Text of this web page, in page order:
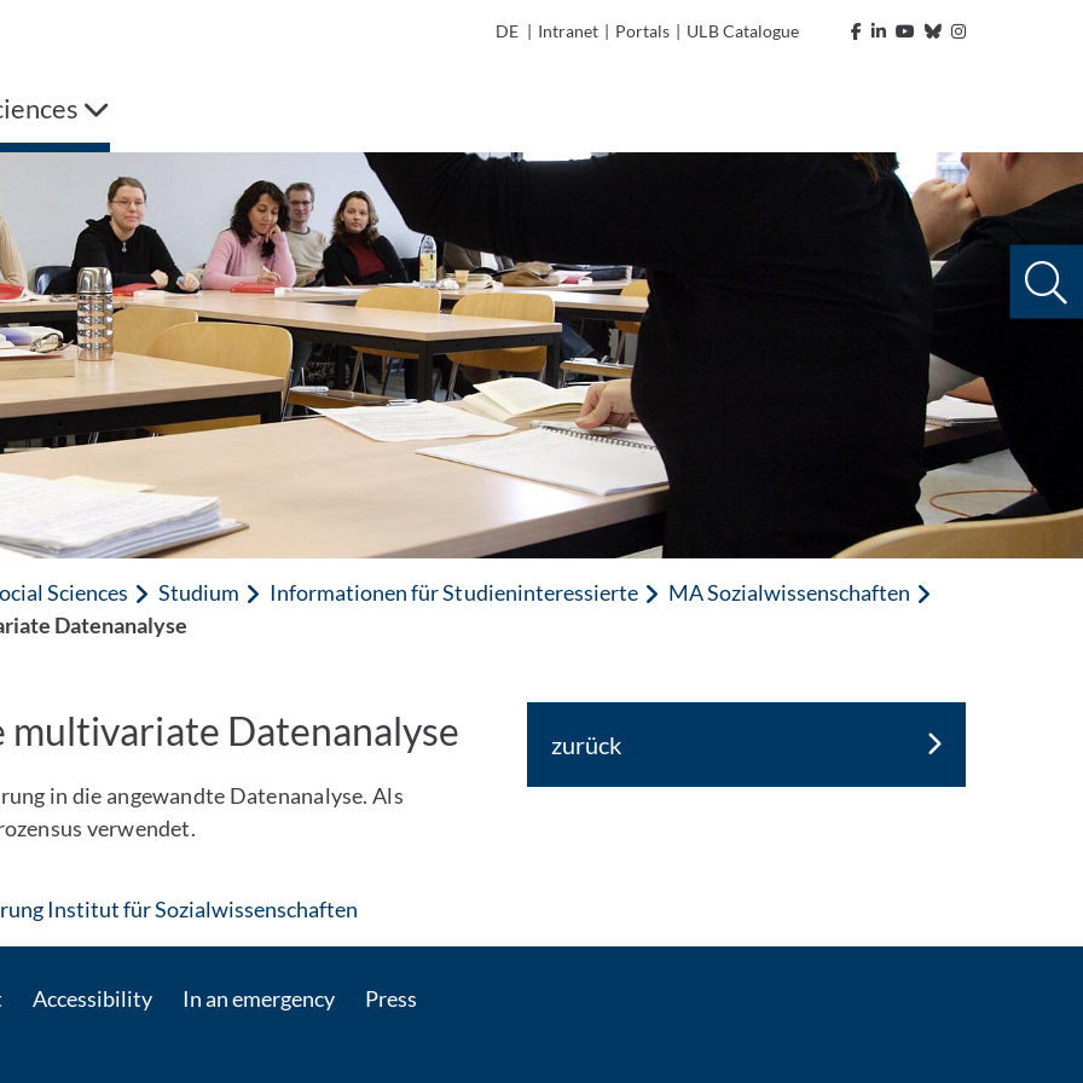
DE | Intranet | Portals | ULB Catalogue
Sciences Studium Informationen für Studieninteressierte
MA Sozialwissenschaften
Datenanalyse
Datenanalyse
in die angewandte Datenanalyse. Als
verwendet.
zurück
Institut für Sozialwissenschaften
Accessibility In an emergency Press